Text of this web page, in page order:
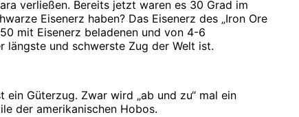
verließen. Bereits jetzt waren es 30 Grad im
Eisenerz haben? Das Eisenerz des „Iron Ore
mit Eisenerz beladenen und von 4-6
längste und schwerste Zug der Welt ist.
Güterzug. Zwar wird „ab und zu“ mal ein
der amerikanischen Hobos.